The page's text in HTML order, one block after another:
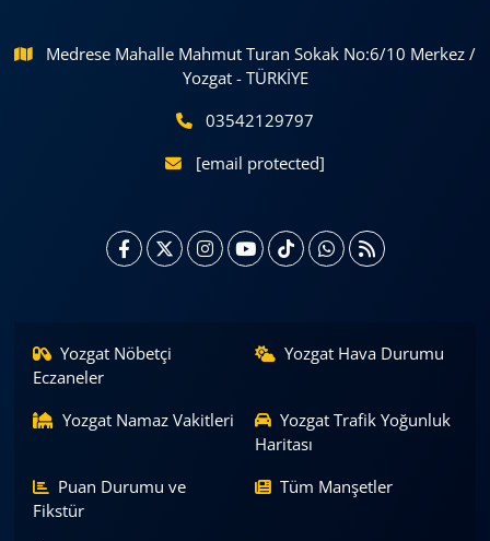
Medrese Mahalle Mahmut Turan Sokak No:6/10 Merkez /
Yozgat - TÜRKİYE
03542129797
[email protected]
Yozgat Nöbetçi
Eczaneler
Yozgat Hava Durumu
Yozgat Namaz Vakitleri
Yozgat Trafik Yoğunluk
Haritası
Puan Durumu ve
Fikstür
Tüm Manşetler